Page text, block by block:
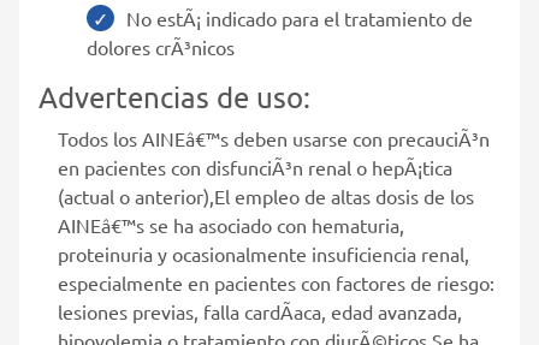
No estÃ¡ indicado para el tratamiento de
dolores crÃ³nicos
Advertencias de uso:
Todos los AINEâ€™s deben usarse con precauciÃ³n
en pacientes con disfunciÃ³n renal o hepÃ¡tica
(actual o anterior),El empleo de altas dosis de los
AINEâ€™s se ha asociado con hematuria,
proteinuria y ocasionalmente insuficiencia renal,
especialmente en pacientes con factores de riesgo:
lesiones previas, falla cardÃ­aca, edad avanzada,
hipovolemia o tratamiento con diurÃ©ticos,Se ha